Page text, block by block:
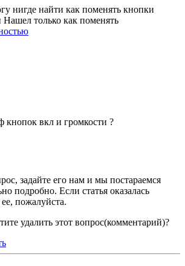
нигде найти как поменять кнопки
Нашел только как поменять
кнопок вкл и громкости ?
задайте его нам и мы постараемся
подробно. Если статья оказалась
пожалуйста.
удалить этот вопрос(комментарий)?